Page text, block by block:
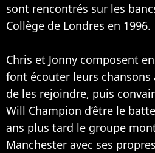
sont rencontrés sur les
Collège de Londres en 1996.
Chris et Jonny composent
font écouter leurs chansons
de les rejoindre, puis
Will Champion d’être le
ans plus tard le groupe
Manchester avec ses